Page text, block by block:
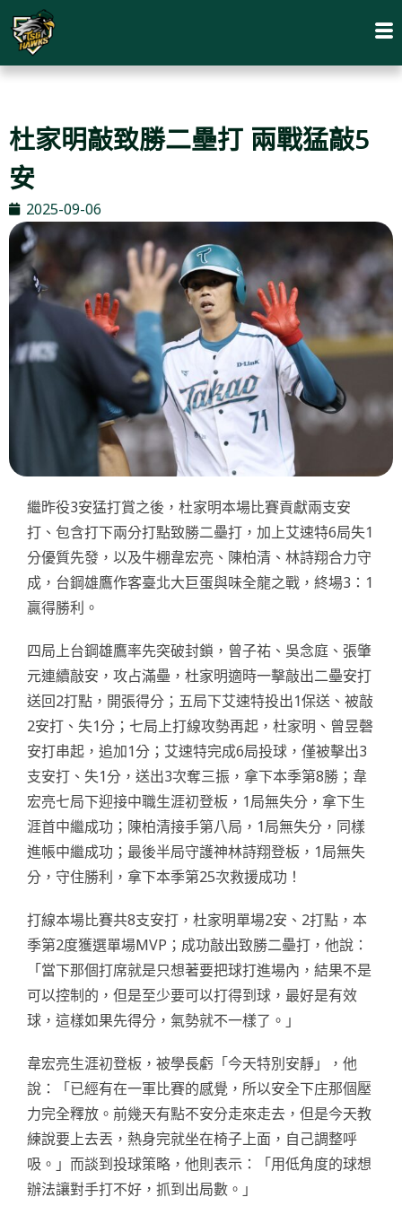
杜家明敲致勝二壘打 兩戰猛敲5
安
2025-09-06
繼昨役3安猛打賞之後，杜家明本場比賽貢獻兩支安
打、包含打下兩分打點致勝二壘打，加上艾速特6局失1
分優質先發，以及牛棚韋宏亮、陳柏清、林詩翔合力守
成，台鋼雄鷹作客臺北大巨蛋與味全龍之戰，終場3：1
贏得勝利。
四局上台鋼雄鷹率先突破封鎖，曾子祐、吳念庭、張肇
元連續敲安，攻占滿壘，杜家明適時一擊敲出二壘安打
送回2打點，開張得分；五局下艾速特投出1保送、被敲
2安打、失1分；七局上打線攻勢再起，杜家明、曾昱磬
安打串起，追加1分；艾速特完成6局投球，僅被擊出3
支安打、失1分，送出3次奪三振，拿下本季第8勝；韋
宏亮七局下迎接中職生涯初登板，1局無失分，拿下生
涯首中繼成功；陳柏清接手第八局，1局無失分，同樣
進帳中繼成功；最後半局守護神林詩翔登板，1局無失
分，守住勝利，拿下本季第25次救援成功！
打線本場比賽共8支安打，杜家明單場2安、2打點，本
季第2度獲選單場MVP；成功敲出致勝二壘打，他說：
「當下那個打席就是只想著要把球打進場內，結果不是
可以控制的，但是至少要可以打得到球，最好是有效
球，這樣如果先得分，氣勢就不一樣了。」
韋宏亮生涯初登板，被學長虧「今天特別安靜」，他
說：「已經有在一軍比賽的感覺，所以安全下庄那個壓
力完全釋放。前幾天有點不安分走來走去，但是今天教
練說要上去丟，熱身完就坐在椅子上面，自己調整呼
吸。」而談到投球策略，他則表示：「用低角度的球想
辦法讓對手打不好，抓到出局數。」